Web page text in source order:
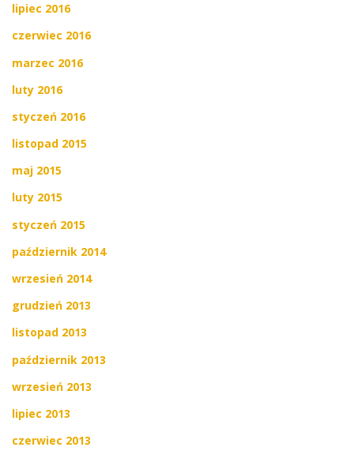
lipiec 2016
czerwiec 2016
marzec 2016
luty 2016
styczeń 2016
listopad 2015
maj 2015
luty 2015
styczeń 2015
październik 2014
wrzesień 2014
grudzień 2013
listopad 2013
październik 2013
wrzesień 2013
lipiec 2013
czerwiec 2013